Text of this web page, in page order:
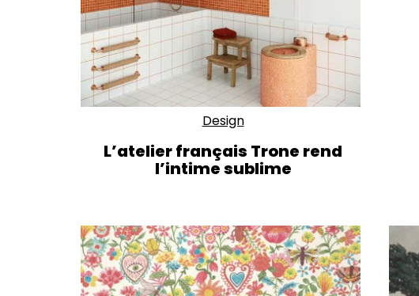
Design
L’atelier français Trone rend
l’intime sublime